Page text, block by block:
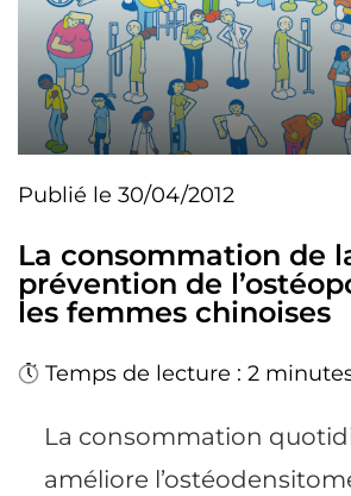
Publié le 30/04/2012
La consommation de
prévention de
les femmes chinoises
Temps de lecture : 2
La consommation
améliore